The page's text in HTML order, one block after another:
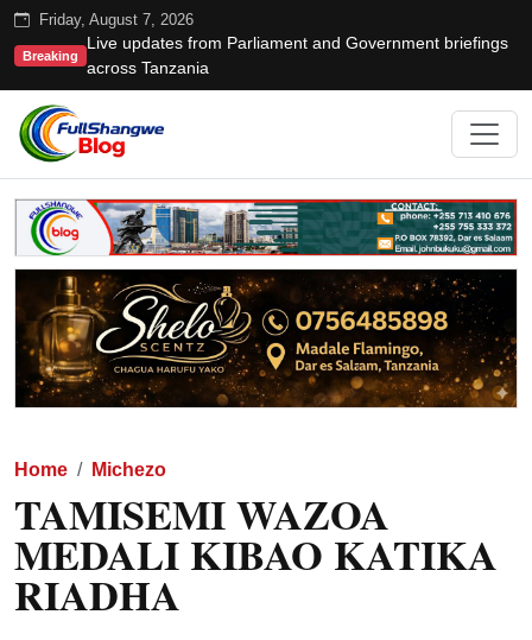
Friday, August 7, 2026
Breaking
Live updates from Parliament and Government briefings
across Tanzania
Home Michezo
TAMISEMI WAZOA
MEDALI KIBAO KATIKA
RIADHA